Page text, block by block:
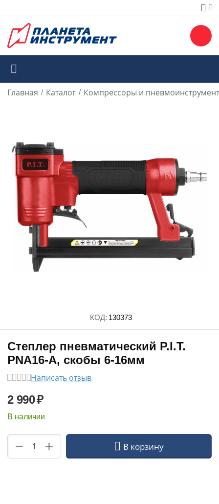
Главная / Каталог / Компрессоры и пневмоинструмент
КОД: 130373
Степлер пневматический P.I.T.
PNA16-A, скобы 6-16мм
Написать отзыв
2 990₽
В наличии
+
− В корзину